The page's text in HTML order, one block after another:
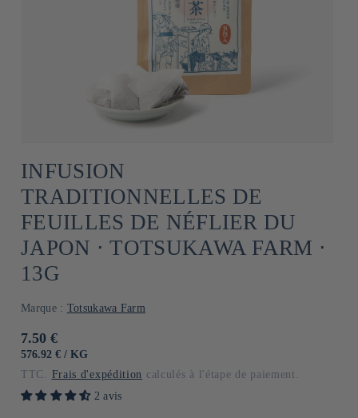
INFUSION
TRADITIONNELLES DE
FEUILLES DE NÉFLIER DU
JAPON ⋅ TOTSUKAWA FARM ⋅
13G
Marque : Totsukawa Farm
Prix
habituel
7.50 €
PRIX
576.92 € / PAR
KG
TTC. Frais d'expédition calculés à l'étape de paiement.
2 avis